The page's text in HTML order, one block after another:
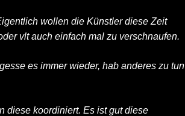
wollen die Künstler diese Zeit
vlt auch einfach mal zu verschnaufen.
es immer wieder, hab anderes zu tun
diese koordiniert. Es ist gut diese